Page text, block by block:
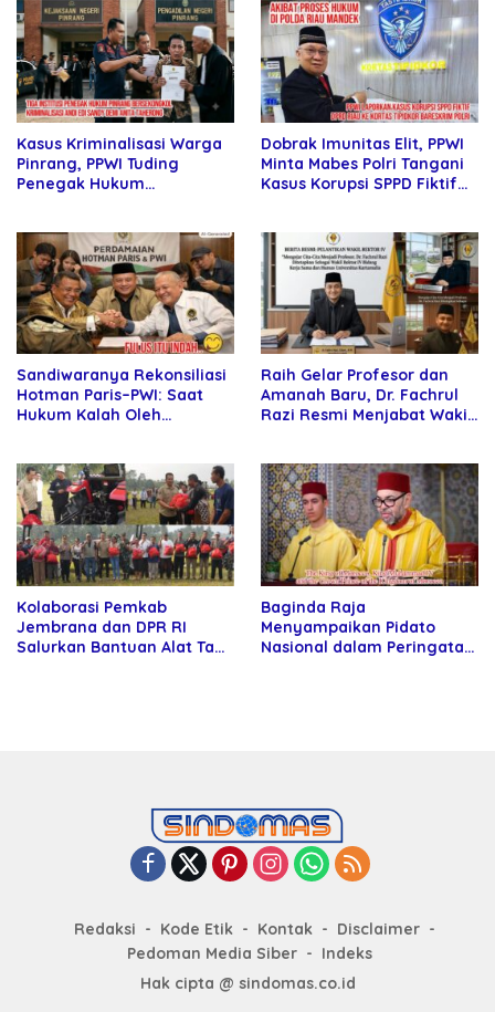
Kasus Kriminalisasi Warga
Pinrang, PPWI Tuding
Penegak Hukum
Dobrak Imunitas Elit, PPWI
Minta Mabes Polri Tangani
Kasus Korupsi SPPD Fiktif
Sandiwaranya Rekonsiliasi
Hotman Paris–PWI: Saat
Hukum Kalah Oleh
Raih Gelar Profesor dan
Amanah Baru, Dr. Fachrul
Razi Resmi Menjabat Wakil
Kolaborasi Pemkab
Jembrana dan DPR RI
Salurkan Bantuan Alat Tani
Baginda Raja
Menyampaikan Pidato
Nasional dalam Peringatan
Redaksi Kode Etik Kontak
Disclaimer
Pedoman Media Siber
Indeks
Hak cipta @ sindomas.co.id